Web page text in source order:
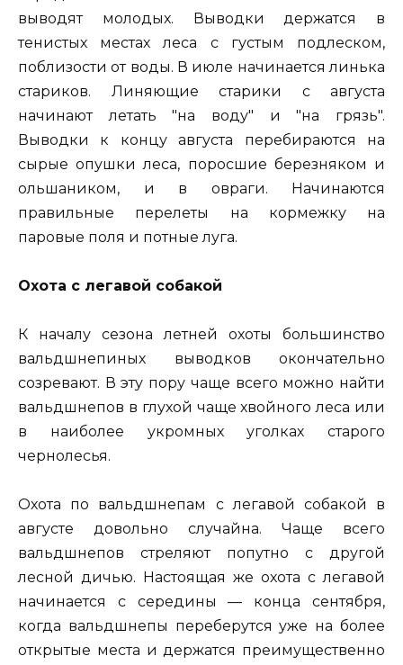
выводят молодых. Выводки держатся в
тенистых местах леса с густым подлеском,
поблизости от воды. В июле начинается линька
стариков. Линяющие старики с августа
начинают летать "на воду" и "на грязь".
Выводки к концу августа перебираются на
сырые опушки леса, поросшие березняком и
ольшаником, и в овраги. Начинаются
правильные перелеты на кормежку на
паровые поля и потные луга.
Охота с легавой собакой
К началу сезона летней охоты большинство
вальдшнепиных выводков окончательно
созревают. В эту пору чаще всего можно найти
вальдшнепов в глухой чаще хвойного леса или
в наиболее укромных уголках старого
чернолесья.
Охота по вальдшнепам с легавой собакой в
августе довольно случайна. Чаще всего
вальдшнепов стреляют попутно с другой
лесной дичью. Настоящая же охота с легавой
начинается с середины — конца сентября,
когда вальдшнепы переберутся уже на более
открытые места и держатся преимущественно